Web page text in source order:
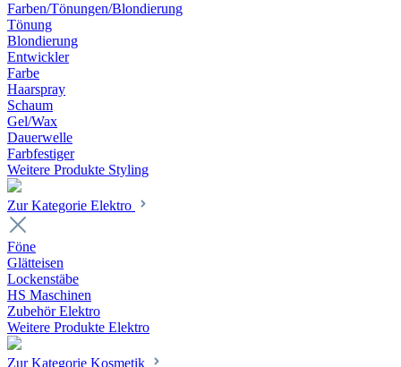
Farben/Tönungen/Blondierung
Tönung
Blondierung
Entwickler
Farbe
Haarspray
Schaum
Gel/Wax
Dauerwelle
Farbfestiger
Weitere Produkte Styling
Zur Kategorie Elektro
Föne
Glätteisen
Lockenstäbe
HS Maschinen
Zubehör Elektro
Weitere Produkte Elektro
Zur Kategorie Kosmetik